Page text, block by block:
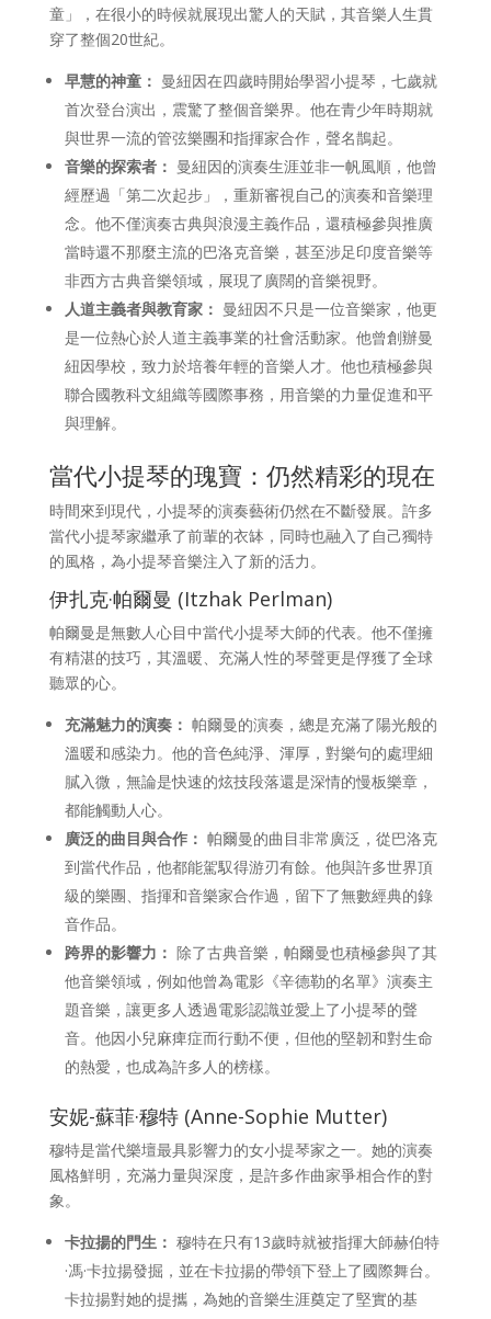
童」，在很小的時候就展現出驚人的天賦，其音樂人生貫
穿了整個20世紀。
早慧的神童： 曼紐因在四歲時開始學習小提琴，七歲就
首次登台演出，震驚了整個音樂界。他在青少年時期就
與世界一流的管弦樂團和指揮家合作，聲名鵲起。
音樂的探索者： 曼紐因的演奏生涯並非一帆風順，他曾
經歷過「第二次起步」，重新審視自己的演奏和音樂理
念。他不僅演奏古典與浪漫主義作品，還積極參與推廣
當時還不那麼主流的巴洛克音樂，甚至涉足印度音樂等
非西方古典音樂領域，展現了廣闊的音樂視野。
人道主義者與教育家： 曼紐因不只是一位音樂家，他更
是一位熱心於人道主義事業的社會活動家。他曾創辦曼
紐因學校，致力於培養年輕的音樂人才。他也積極參與
聯合國教科文組織等國際事務，用音樂的力量促進和平
與理解。
當代小提琴的瑰寶：仍然精彩的現在
時間來到現代，小提琴的演奏藝術仍然在不斷發展。許多
當代小提琴家繼承了前輩的衣缽，同時也融入了自己獨特
的風格，為小提琴音樂注入了新的活力。
伊扎克·帕爾曼 (Itzhak Perlman)
帕爾曼是無數人心目中當代小提琴大師的代表。他不僅擁
有精湛的技巧，其溫暖、充滿人性的琴聲更是俘獲了全球
聽眾的心。
充滿魅力的演奏： 帕爾曼的演奏，總是充滿了陽光般的
溫暖和感染力。他的音色純淨、渾厚，對樂句的處理細
膩入微，無論是快速的炫技段落還是深情的慢板樂章，
都能觸動人心。
廣泛的曲目與合作： 帕爾曼的曲目非常廣泛，從巴洛克
到當代作品，他都能駕馭得游刃有餘。他與許多世界頂
級的樂團、指揮和音樂家合作過，留下了無數經典的錄
音作品。
跨界的影響力： 除了古典音樂，帕爾曼也積極參與了其
他音樂領域，例如他曾為電影《辛德勒的名單》演奏主
題音樂，讓更多人透過電影認識並愛上了小提琴的聲
音。他因小兒麻痺症而行動不便，但他的堅韌和對生命
的熱愛，也成為許多人的榜樣。
安妮-蘇菲·穆特 (Anne-Sophie Mutter)
穆特是當代樂壇最具影響力的女小提琴家之一。她的演奏
風格鮮明，充滿力量與深度，是許多作曲家爭相合作的對
象。
卡拉揚的門生： 穆特在只有13歲時就被指揮大師赫伯特
·馮·卡拉揚發掘，並在卡拉揚的帶領下登上了國際舞台。
卡拉揚對她的提攜，為她的音樂生涯奠定了堅實的基